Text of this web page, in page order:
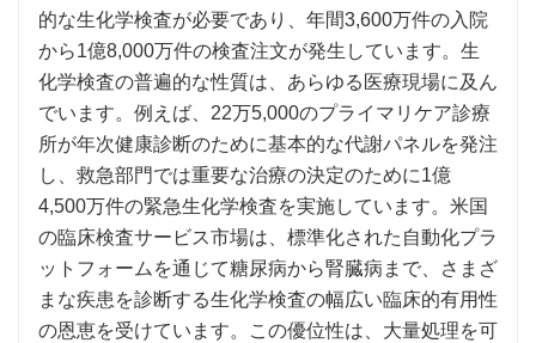
的な生化学検査が必要であり、年間3,600万件の入院
から1億8,000万件の検査注文が発生しています。生
化学検査の普遍的な性質は、あらゆる医療現場に及ん
でいます。例えば、22万5,000のプライマリケア診療
所が年次健康診断のために基本的な代謝パネルを発注
し、救急部門では重要な治療の決定のために1億
4,500万件の緊急生化学検査を実施しています。米国
の臨床検査サービス市場は、標準化された自動化プラ
ットフォームを通じて糖尿病から腎臓病まで、さまざ
まな疾患を診断する生化学検査の幅広い臨床的有用性
の恩恵を受けています。この優位性は、大量処理を可